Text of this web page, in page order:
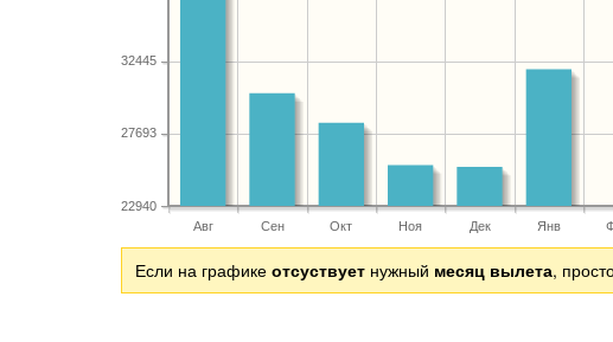
Авг Сен Окт Ноя Дек Янв
22940
27693
32445
Если на графикеотсуствует нужный месяц вылета,